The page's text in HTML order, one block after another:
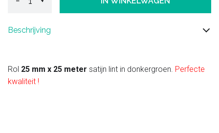
Beschrijving
Rol 25 mm x 25 meter satijn lint in donkergroen. Perfecte
kwaliteit !